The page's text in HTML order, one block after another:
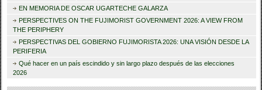
c
a
:
EN MEMORIA DE OSCAR UGARTECHE GALARZA
PERSPECTIVES ON THE FUJIMORIST GOVERNMENT 2026: A VIEW FROM
THE PERIPHERY
PERSPECTIVAS DEL GOBIERNO FUJIMORISTA 2026: UNA VISIÓN DESDE LA
PERIFERIA
Qué hacer en un país escindido y sin largo plazo después de las elecciones
2026